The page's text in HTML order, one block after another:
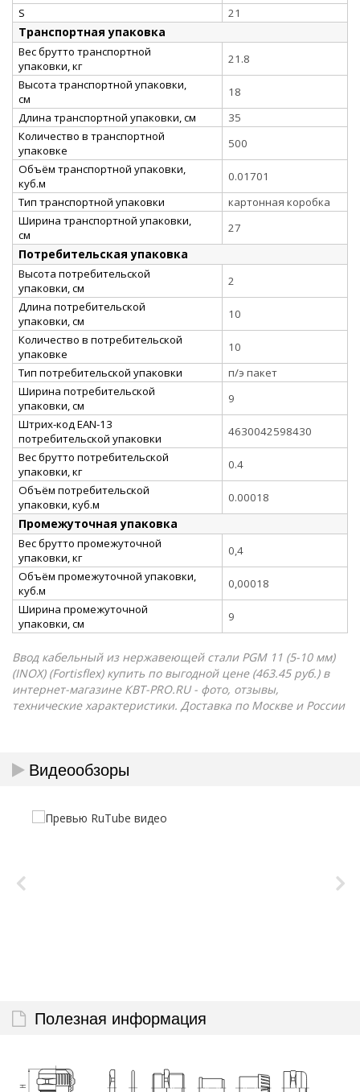
S
21
Транспортная упаковка
Вес брутто транспортной
упаковки, кг
21.8
Высота транспортной упаковки,
см
18
Длина транспортной упаковки, см
35
Количество в транспортной
упаковке
500
Объём транспортной упаковки,
куб.м
0.01701
Тип транспортной упаковки
картонная коробка
Ширина транспортной упаковки,
см
27
Потребительская упаковка
Высота потребительской
упаковки, см
2
Длина потребительской
упаковки, см
10
Количество в потребительской
упаковке
10
Тип потребительской упаковки
п/э пакет
Ширина потребительской
упаковки, см
9
Штрих-код EAN-13
потребительской упаковки
4630042598430
Вес брутто потребительской
упаковки, кг
0.4
Объём потребительской
упаковки, куб.м
0.00018
Промежуточная упаковка
Вес брутто промежуточной
упаковки, кг
0,4
Объём промежуточной упаковки,
куб.м
0,00018
Ширина промежуточной
упаковки, см
9
Ввод кабельный из нержавеющей стали PGМ 11 (5-10 мм)
(INOX) (Fortisflex) купить по выгодной цене (463.45 руб.) в
интернет-магазине КВТ-PRO.RU - фото, отзывы,
технические характеристики. Доставка по Москве и России
Видеообзоры
Полезная информация